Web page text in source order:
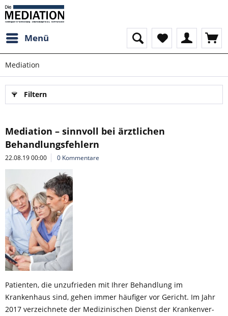
Menü
Mediation
Filtern
Mediation – sinnvoll bei ärztlichen
Behandlungsfehlern
22.08.19 00:00 0 Kommentare
Patienten, die unzufrieden mit Ihrer Behandlung im
Krankenhaus sind, gehen immer häufiger vor Gericht. Im Jahr
2017 verzeichnete der Medizinischen Dienst der Kran­ken­ver­